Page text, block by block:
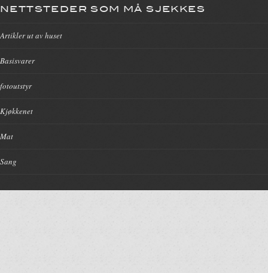
NETTSTEDER SOM MÅ SJEKKES
Artikler ut av huset
Basisvarer
fotoutstyr
Kjøkkenet
Mat
Sang